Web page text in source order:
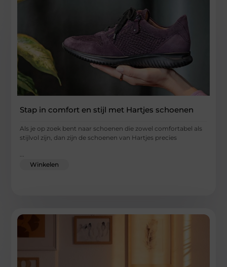
Stap in comfort en stijl met Hartjes schoenen
Als je op zoek bent naar schoenen die zowel comfortabel als
stijlvol zijn, dan zijn de schoenen van Hartjes precies
Winkelen